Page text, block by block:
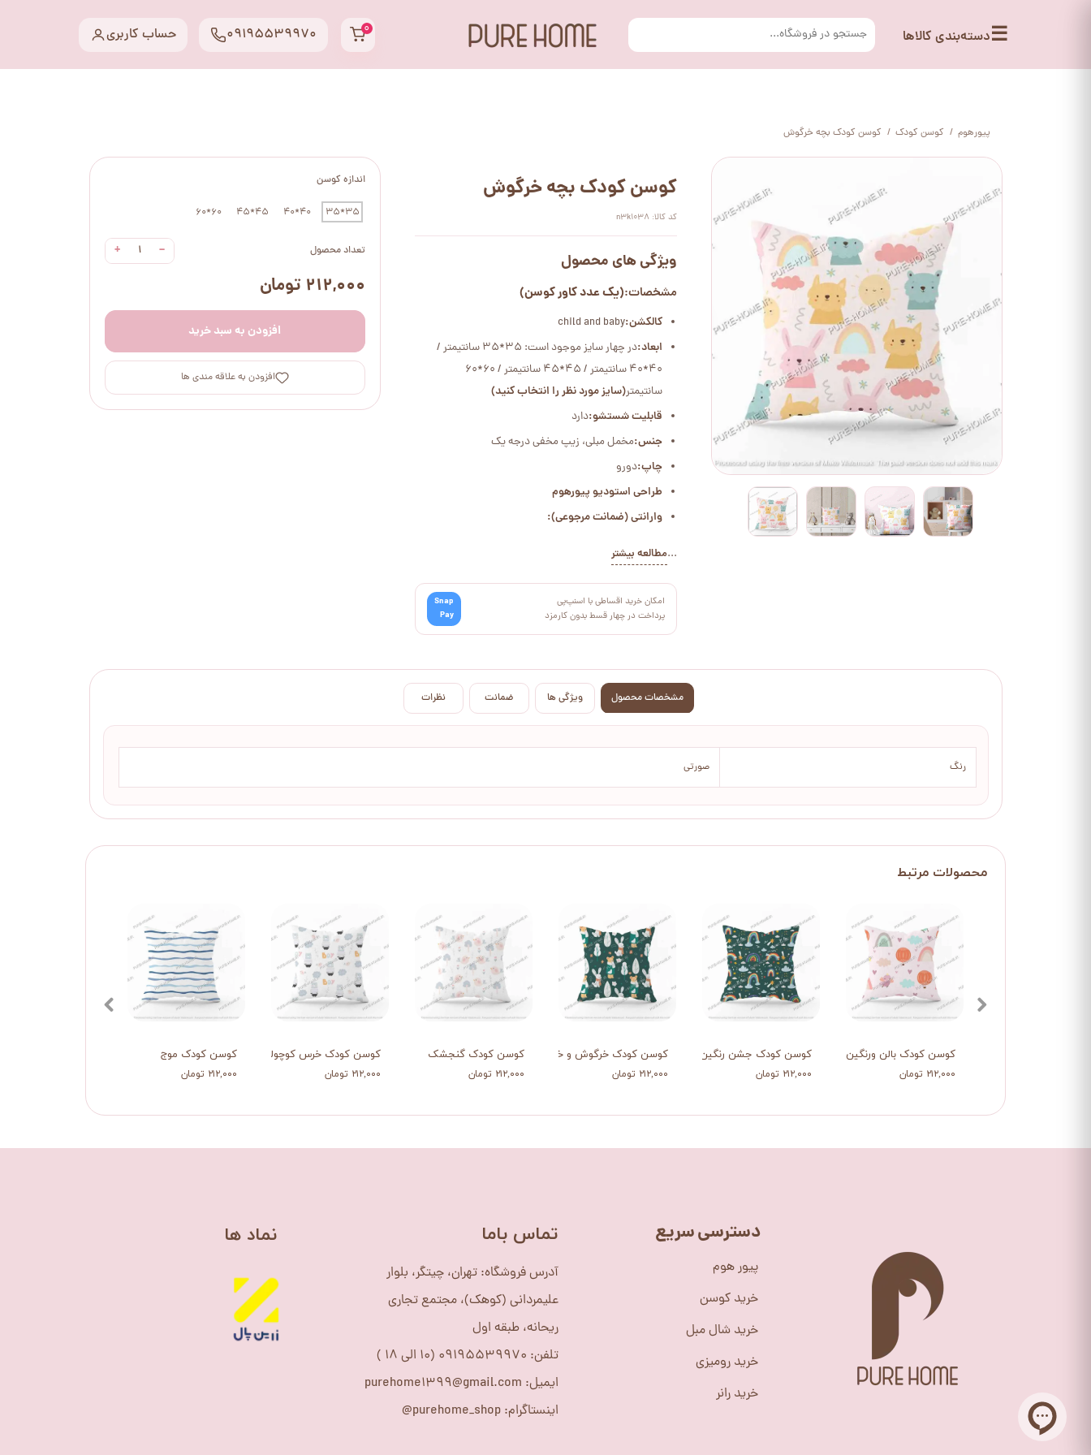
☰دسته‌بندی کالاها ۰ حساب کاربری 09195539970
پیورهوم کوسن کودک کوسن کودک بچه خرگوش
اندازه کوسن
35*35
40*40
45*45
60*60
تعداد محصول −
+
۲۱۲,۰۰۰ تومان
افزودن به سبد خرید
افزودن به علاقه مندی ها
کوسن کودک بچه خرگوش
کد کالا: n3k1038
ویژگی های محصول
مشخصات:(یک عدد کاور کوسن)
کالکشن:child and baby
ابعاد:
در چهار سایز موجود است: 35*35 سانتیمتر /
40*40 سانتیمتر / 45*45 سانتیمتر / 60*60
سانتیمتر(سایز مورد نظر را انتخاب کنید)
قابلیت شستشو:دارد
جنس:مخمل مبلی، زیپ مخفی درجه یک
چاپ:دورو
طراحی استودیو پیورهوم
وارانتی (ضمانت مرجوعی):
...مطالعه بیشتر
امکان خرید اقساطی با اسنپ‌پی
پرداخت در چهار قسط بدون کارمزد
Snap
Pay
مشخصات محصول ویژگی ها ضمانت نظرات
رنگ صورتی
کوسن کودک موج
۲۱۲,۰۰۰ تومان
کوسن کودک خرس کوچولو
۲۱۲,۰۰۰ تومان
کوسن کودک گنجشک
۲۱۲,۰۰۰ تومان
کوسن کودک خرگوش و خرس
۲۱۲,۰۰۰ تومان
کوسن کودک جشن رنگین کمونی
۲۱۲,۰۰۰ تومان
کوسن کودک بالن ورنگین کمون
۲۱۲,۰۰۰ تومان
پیور هوم
خرید کوسن
خرید شال مبل
خرید رومیزی
خرید رانر
دسترسی سریع ​تماس باما
آدرس فروشگاه: تهران، چیتگر، بلوار
علیمردانی (کوهک)، مجتمع تجاری
ریحانه، طبقه اول
تلفن: 09195539970 (10 الی 18 )
ایمیل: purehome1399@gmail.com
اینستاگرام: purehome_shop@
​نماد ها